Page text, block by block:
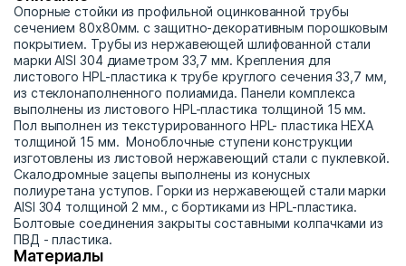
Опорные стойки из профильной оцинкованной трубы
сечением 80х80мм. с защитно-декоративным порошковым
покрытием. Трубы из нержавеющей шлифованной стали
марки AISI 304 диаметром 33,7 мм. Крепления для
листового HPL-пластика к трубе круглого сечения 33,7 мм,
из стеклонаполненного полиамида. Панели комплекса
выполнены из листового HPL-пластика толщиной 15 мм.
Пол выполнен из текстурированного HPL- пластика HEXA
толщиной 15 мм. Моноблочные ступени конструкции
изготовлены из листовой нержавеющий стали с пуклевкой.
Скалодромные зацепы выполнены из конусных
полиуретана уступов. Горки из нержавеющей стали марки
AISI 304 толщиной 2 мм., с бортиками из HPL-пластика.
Болтовые соединения закрыты составными колпачками из
ПВД - пластика.
Материалы